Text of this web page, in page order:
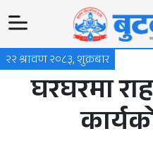
२२ श्रावण २०८३, शुक्रबार
घरघरमा